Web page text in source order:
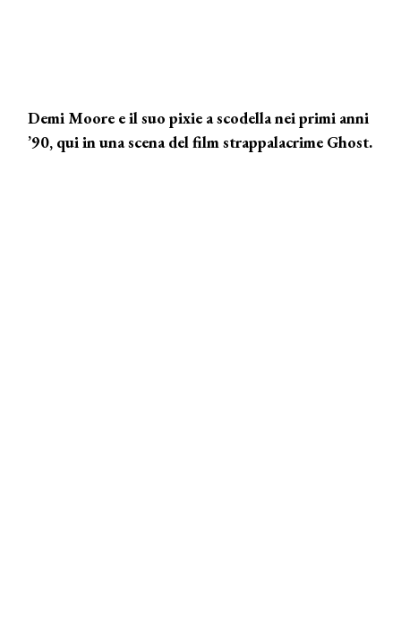
Demi Moore e il suo pixie a scodella nei primi anni
’90, qui in una scena del film strappalacrime Ghost.